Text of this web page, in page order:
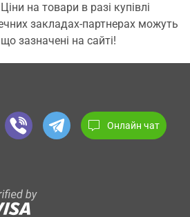
на товари в разі купівлі
закладах-партнерах можуть
зазначені на сайті!
Онлайн чат